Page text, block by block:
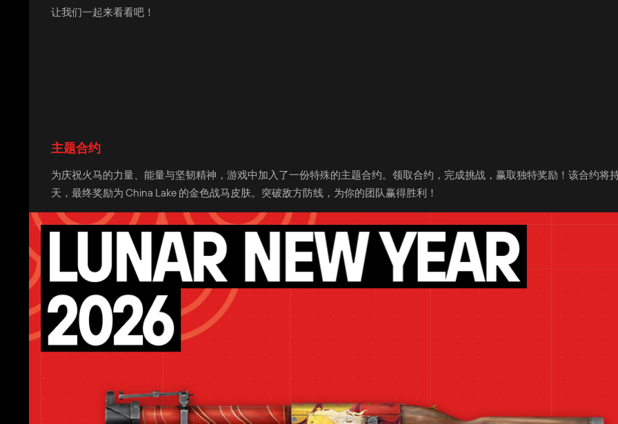
让我们一起来看看吧！
主题合约
为庆祝火马的力量、能量与坚韧精神，游戏中加入了一份特殊的主题合约。领取合约，完成挑战，赢取独特奖励！该合约将
天，最终奖励为 China Lake 的金色战马皮肤。突破敌方防线，为你的团队赢得胜利！